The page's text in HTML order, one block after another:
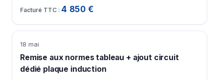
4 850 €
18 mai
Remise aux normes tableau + ajout circuit
dédié plaque induction